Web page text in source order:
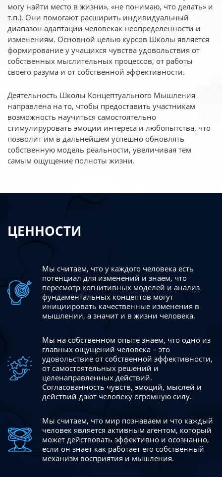
могу найти место в жизни», «не понимаю, что делать» и
т.п.). Они помогают расширить индивидуальный
диапазон адаптации человекак неопределенности и
изменениям. Основной целью курсов Школы является
формирование у учащихся чувства удовольствия от
собственных мыслительных процессов, от работы
своего разума и от собственной эффективности.
Деятельность Школы Концептуального Мышления
направлена на то, чтобы предоставить участникам
возможность научиться самостоятельно
стимулируровать эмоции интереса и любопытства, что
позволит им в дальнейшем успешно обновлять
собственную модель реальности, увеличивая тем
самым ощущение полноты жизни.
ЦЕННОСТИ
Мы считаем, что у каждого человека есть
потенциал для изменений и знаем, что
пересмотр когнитивных моделей и анализ
фундаментальных концептов могут
инициировать качественные изменения в
мышлении, а значит и в жизни человека.
Мы на собственном опыте знаем, что одно из
главных ощущений человека – это
удовольствие от собственной эффективности,
от самостоятельных решений и
целенаправленных действий.
Согласованность чувств, эмоций, мыслей и
действий дают человеку огромную силу.
Мы считаем, что мир познаваем и что каждый
человек является активным агентом, который
может действовать эффективно и осознанно,
если он знает как работает его собственный
механизм восприятия и мышления.